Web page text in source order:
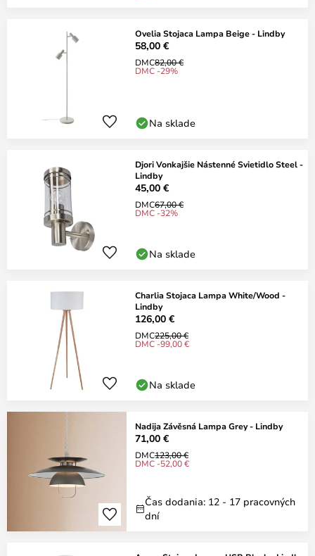
Ovelia Stojaca Lampa Beige - Lindby
58,00 €
DMC82,00 €
DMC -29%
Na sklade
Djori Vonkajšie Nástenné Svietidlo Steel -
Lindby
45,00 €
DMC67,00 €
DMC -32%
Na sklade
Charlia Stojaca Lampa White/Wood -
Lindby
126,00 €
DMC225,00 €
DMC -99,00 €
Na sklade
Nadija Závěsná Lampa Grey - Lindby
71,00 €
DMC123,00 €
DMC -52,00 €
Čas dodania: 12 - 17 pracovných
dní